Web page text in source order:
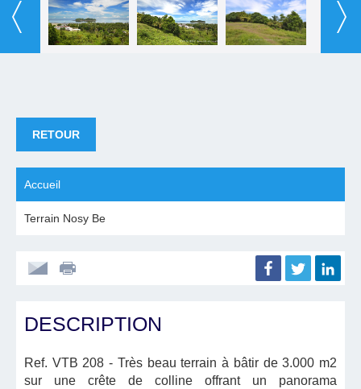
RETOUR
Accueil
Terrain Nosy Be
DESCRIPTION
Ref. VTB 208 - Très beau terrain à bâtir de 3.000 m2
sur une crête de colline offrant un panorama